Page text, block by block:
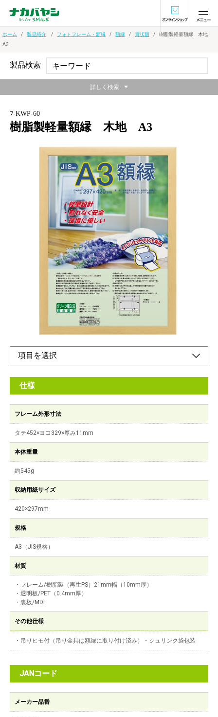
オンラインショ
ホーム 製品紹介 フォトフレーム・額縁 額縁 賞状額
樹脂製軽量額縁 木地
A3
ﾌ-KWP-60
樹脂製軽量額縁 木地 A3
ナチュラルな風合いがインテリアによく馴染む額
メーカー希望小売価格：
+ 税
軽量設計！フレームには再生樹脂を使用した環境にやさしい額縁
オンラインショップ
仕様
フレーム外形寸法
タテ452×ヨコ329×厚み11mm
本体重量
約545g
収納用紙サイズ
420×297mm
規格
A3（JIS規格）
材質
・フレーム/樹脂製（再生PS）21mm幅（10mm厚）
・透明板/PET（0.4mm厚）
・裏板/MDF
その他仕様
・吊りヒモ付（吊り金具は額縁に取り付け済み）・シュリンク袋包装
JANコード
メーカー品番
製品検索
詳しく検索